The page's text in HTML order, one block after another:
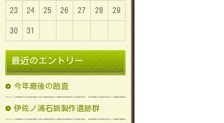
23 24 25 26 27 28 29
30 31
最近のエントリー
今年最後の踏査
伊佐ノ浦石鍋製作遺跡群